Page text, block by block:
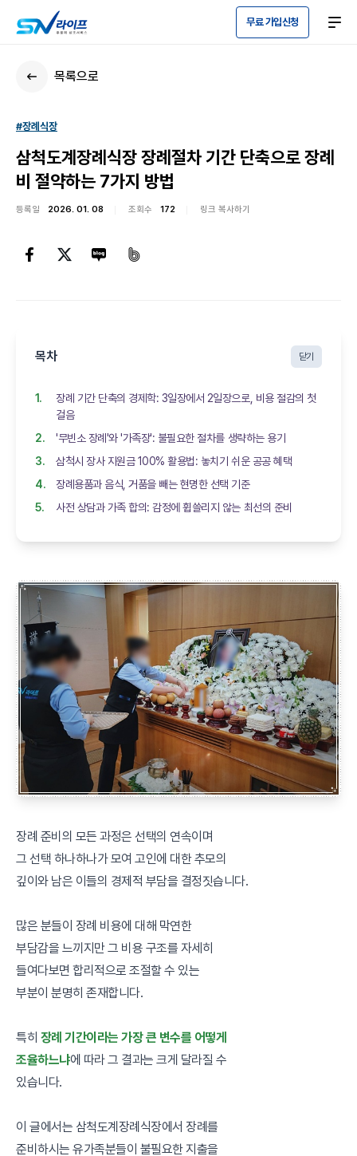
무료 가입신청
목록으로
#장례식장
삼척도계장례식장 장례절차 기간 단축으로 장례
비 절약하는 7가지 방법
등록일 2026. 01. 08 조회수 172 링크 복사하기
목차 닫기
장례 기간 단축의 경제학: 3일장에서 2일장으로, 비용 절감의 첫
걸음
'무빈소 장례'와 '가족장': 불필요한 절차를 생략하는 용기
삼척시 장사 지원금 100% 활용법: 놓치기 쉬운 공공 혜택
장례용품과 음식, 거품을 빼는 현명한 선택 기준
사전 상담과 가족 합의: 감정에 휩쓸리지 않는 최선의 준비
장례 준비의 모든 과정은 선택의 연속이며
그 선택 하나하나가 모여 고인에 대한 추모의
깊이와 남은 이들의 경제적 부담을 결정짓습니다.
많은 분들이 장례 비용에 대해 막연한
부담감을 느끼지만 그 비용 구조를 자세히
들여다보면 합리적으로 조절할 수 있는
부분이 분명히 존재합니다.
특히 장례 기간이라는 가장 큰 변수를 어떻게
조율하느냐에 따라 그 결과는 크게 달라질 수
있습니다.
이 글에서는 삼척도계장례식장에서 장례를
준비하시는 유가족분들이 불필요한 지출을